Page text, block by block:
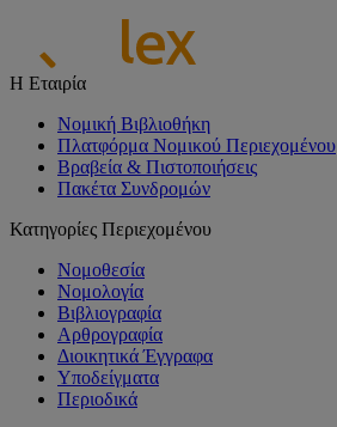
Η Εταιρία
Νομική Βιβλιοθήκη
Πλατφόρμα Νομικού Περιεχομένου
Βραβεία & Πιστοποιήσεις
Πακέτα Συνδρομών
Κατηγορίες Περιεχομένου
Νομοθεσία
Νομολογία
Βιβλιογραφία
Αρθρογραφία
Διοικητικά Έγγραφα
Υποδείγματα
Περιοδικά